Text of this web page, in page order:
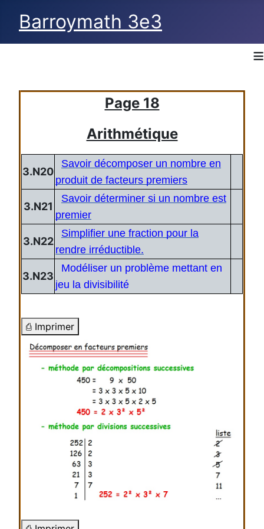
Barroymath 3e3
≡
Page 18
Arithmétique
3.N20
Savoir décomposer un nombre en
produit de facteurs premiers
3.N21
Savoir déterminer si un nombre est
premier
3.N22
Simplifier une fraction pour la
rendre irréductible.
3.N23
Modéliser un problème mettant en
jeu la divisibilité
⎙ Imprimer